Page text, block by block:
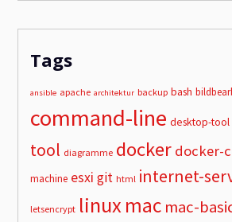
Tags
ansible apache architektur backup bash
command-line desktop-tool
tool diagramme docker docker-
machine esxi git html internet-
letsencrypt linuxmac mac-